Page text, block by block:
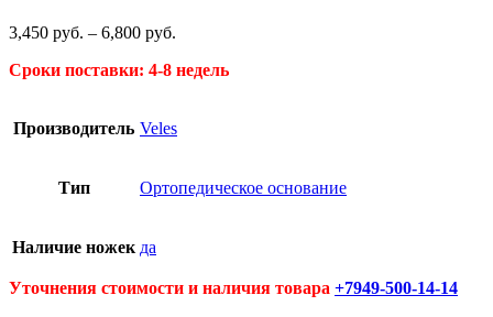
3,450 руб. – 6,800 руб.
3,450
6,800
Сроки поставки: 4-8 недель
Производитель Veles
Тип Ортопедическое основание
Наличие ножек да
Уточнения стоимости и наличия товара +7949-500-14-14